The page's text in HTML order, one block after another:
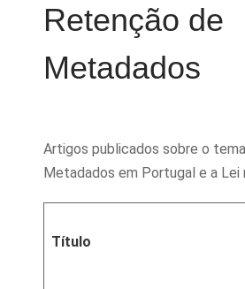
Retenção de
Metadados
Artigos publicados sobre o
Metadados em Portugal e a Lei
Título